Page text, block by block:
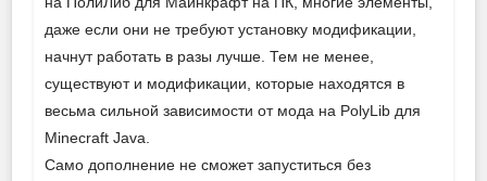
даже если они не требуют установку модификации,
начнут работать в разы лучше. Тем не менее,
существуют и модификации, которые находятся в
весьма сильной зависимости от мода на PolyLib для
Minecraft Java.
Само дополнение не сможет запуститься без